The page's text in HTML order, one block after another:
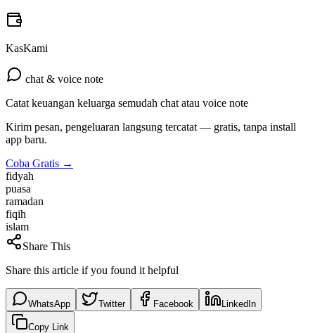
KasKami
chat & voice note
Catat keuangan keluarga semudah chat atau voice note
Kirim pesan, pengeluaran langsung tercatat — gratis, tanpa install
app baru.
Coba Gratis →
fidyah
puasa
ramadan
fiqih
islam
Share This
Share this article if you found it helpful
WhatsApp Twitter Facebook LinkedIn
Copy Link